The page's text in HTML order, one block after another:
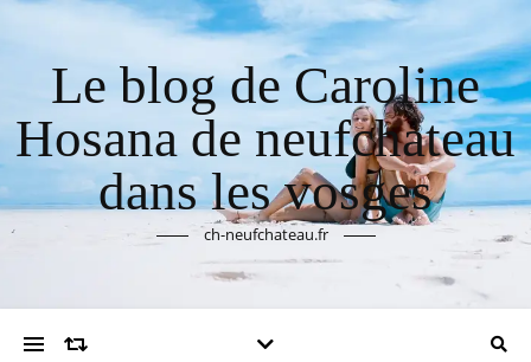
Le blog de Caroline
Hosana de neufchateau
dans les vosges
ch-neufchateau.fr